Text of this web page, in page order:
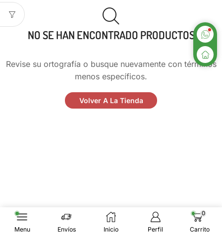
NO SE HAN ENCONTRADO PRODUCTOS
Revise su ortografía o busque nuevamente con términos
menos específicos.
Volver A La Tienda
Menu Envíos Inicio Perfil
0
Carrito